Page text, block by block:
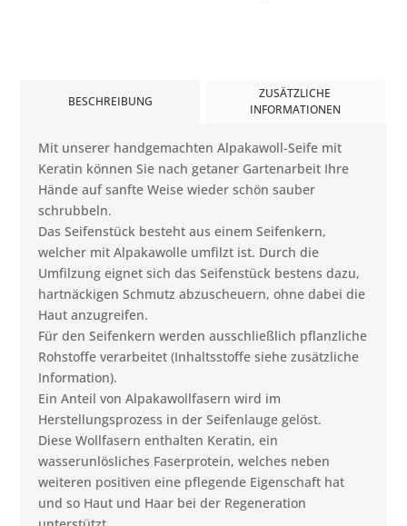
BESCHREIBUNG
ZUSÄTZLICHE
INFORMATIONEN
Mit unserer handgemachten Alpakawoll-Seife mit
Keratin können Sie nach getaner Gartenarbeit Ihre
Hände auf sanfte Weise wieder schön sauber
schrubbeln.
Das Seifenstück besteht aus einem Seifenkern,
welcher mit Alpakawolle umfilzt ist. Durch die
Umfilzung eignet sich das Seifenstück bestens dazu,
hartnäckigen Schmutz abzuscheuern, ohne dabei die
Haut anzugreifen.
Für den Seifenkern werden ausschließlich pflanzliche
Rohstoffe verarbeitet (Inhaltsstoffe siehe zusätzliche
Information).
Ein Anteil von Alpakawollfasern wird im
Herstellungsprozess in der Seifenlauge gelöst.
Diese Wollfasern enthalten Keratin, ein
wasserunlösliches Faserprotein, welches neben
weiteren positiven eine pflegende Eigenschaft hat
und so Haut und Haar bei der Regeneration